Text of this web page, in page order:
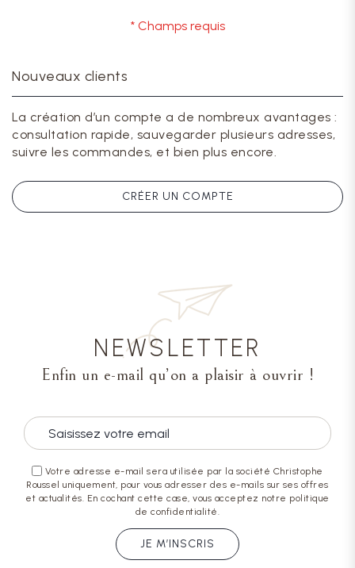
Nouveaux clients
La création d’un compte a de nombreux avantages :
consultation rapide, sauvegarder plusieurs adresses,
suivre les commandes, et bien plus encore.
CRÉER UN COMPTE
NEWSLETTER
Enfin un e-mail qu’on a plaisir à ouvrir !
Votre adresse e-mail sera utilisée par la société Christophe
Roussel uniquement, pour vous adresser des e-mails sur ses offres
et actualités. En cochant cette case, vous acceptez notre politique
de confidentialité.
JE M’INSCRIS